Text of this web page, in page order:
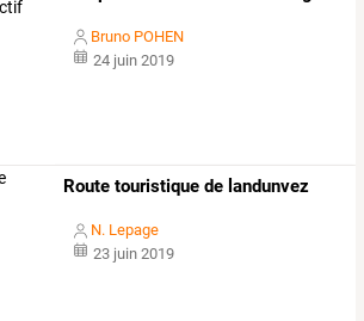
Bruno POHEN
24 juin 2019
Route touristique de landunvez
N. Lepage
23 juin 2019